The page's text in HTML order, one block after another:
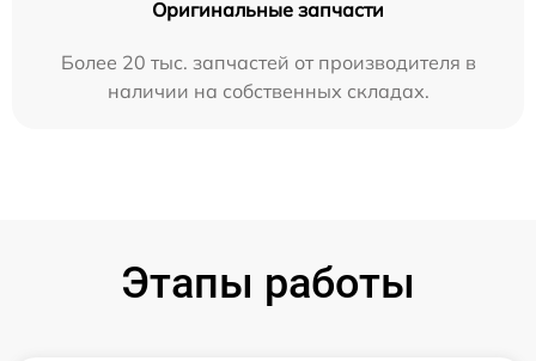
Оригинальные запчасти
Более 20 тыс. запчастей от производителя в
наличии на собственных складах.
Этапы работы